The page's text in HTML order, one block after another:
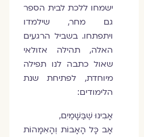
ישמחו ללכת לבית הספר
גם מחר, שילמדו
ויתפתחו. בשביל הרגעים
האלה, תהילה אזולאי
שאול כתבה לנו תפילה
מיוחדת, לפתיחת שנת
הלימודים:
אָבִינוּ שֶׁבַּשָּׁמַיִם,
אָב כָּל הָאָבוֹת וְהָאִמָּהוֹת